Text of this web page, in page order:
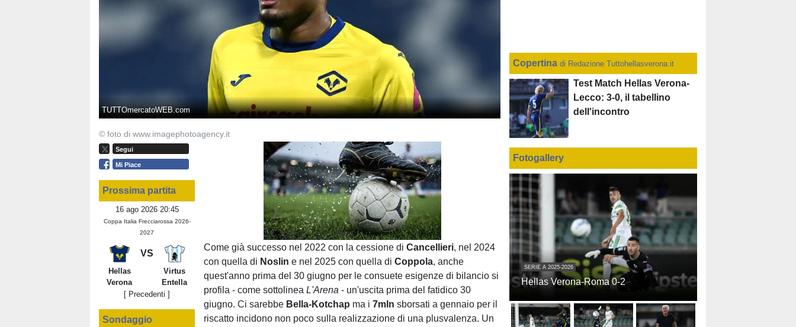
TUTTOmercatoWEB.com
© foto di www.imagephotoagency.it
Segui
Mi Piace
Prossima partita
16 ago 2026 20:45
Coppa Italia Frecciarossa 2026-
2027
VS
Hellas
Verona
Virtus
Entella
[ Precedenti ]
Sondaggio
Unmute
Loaded:
100.00%
Come già successo nel 2022 con la cessione diCancellieri, nel 2024
con quella di Nosline nel 2025 con quella diCoppola, anche
quest'anno prima del 30 giugno per le consuete esigenze di bilancio si
profila - come sottolineaL'Arena- un'uscita prima del fatidico 30
giugno. Ci sarebbe Bella-Kotchap ma i7mlnsborsati a gennaio per il
riscatto incidono non poco sulla realizzazione di una plusvalenza. Un
Copertina di Redazione Tuttohellasverona.it
Test Match Hellas Verona-
Lecco: 3-0, il tabellino
dell'incontro
Fotogallery
SERIE A 2025-2026
Hellas Verona-Roma 0-2